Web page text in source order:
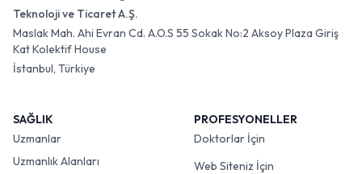
Teknoloji ve Ticaret A.Ş.
Maslak Mah. Ahi Evran Cd. A.O.S 55 Sokak No:2 Aksoy Plaza Giriş
Kat Kolektif House
İstanbul, Türkiye
SAĞLIK
Uzmanlar
Uzmanlık Alanları
PROFESYONELLER
Doktorlar İçin
Web Siteniz İçin